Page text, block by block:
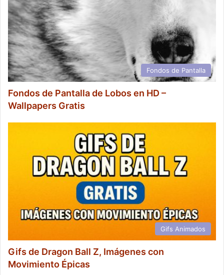
Fondos de Pantalla
Fondos de Pantalla de Lobos en HD –
Wallpapers Gratis
Gifs Animados
Gifs de Dragon Ball Z, Imágenes con
Movimiento Épicas